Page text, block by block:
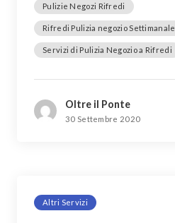
Pulizie Negozi Rifredi
Rifredi Pulizia negozio Settimanale
Servizi di Pulizia Negozio a Rifredi
Oltre il Ponte
30 Settembre 2020
Altri Servizi